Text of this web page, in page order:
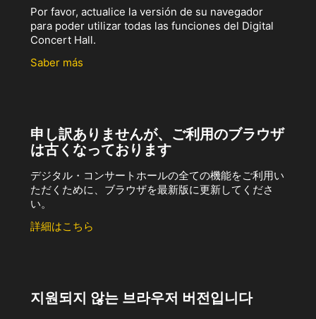
Por favor, actualice la versión de su navegador
para poder utilizar todas las funciones del Digital
Concert Hall.
Saber más
申し訳ありませんが、ご利用のブラウザ
は古くなっております
デジタル・コンサートホールの全ての機能をご利用い
ただくために、ブラウザを最新版に更新してくださ
い。
詳細はこちら
지원되지 않는 브라우저 버전입니다